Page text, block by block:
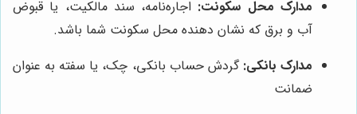
مدارک محل سکونت: اجاره‌نامه، سند مالکیت، یا قبوض
آب و برق که نشان دهنده محل سکونت شما باشد.
مدارک بانکی: گردش حساب بانکی، چک، یا سفته به عنوان
ضمانت